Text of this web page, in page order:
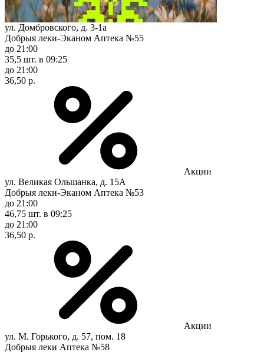
ул. Домбровского, д. 3-1а
Добрыя леки-Эканом Аптека №55
до 21:00
35,5 шт. в 09:25
до 21:00
36,50 р.
Акции
ул. Великая Ольшанка, д. 15А
Добрыя леки-Эканом Аптека №53
до 21:00
46,75 шт. в 09:25
до 21:00
36,50 р.
Акции
ул. М. Горького, д. 57, пом. 18
Добрыя леки Аптека №58